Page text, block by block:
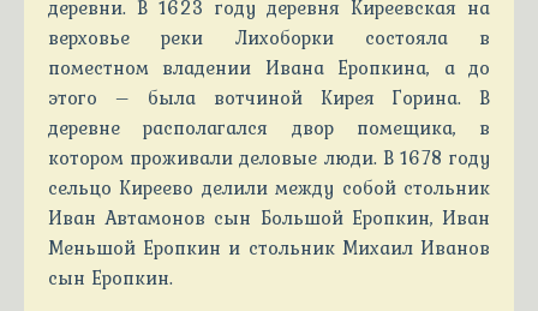
деревни. В 1623 году деревня Киреевская на
верховье реки Лихоборки состояла в
поместном владении Ивана Еропкина, а до
этого – была вотчиной Кирея Горина. В
деревне располагался двор помещика, в
котором проживали деловые люди. В 1678 году
сельцо Киреево делили между собой стольник
Иван Автамонов сын Большой Еропкин, Иван
Меньшой Еропкин и стольник Михаил Иванов
сын Еропкин.